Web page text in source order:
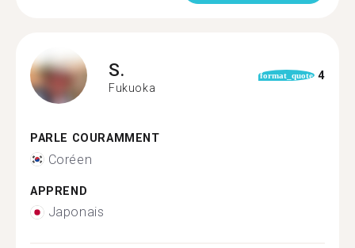
S.
Fukuoka
format_quote 4
PARLE COURAMMENT
Coréen
APPREND
Japonais